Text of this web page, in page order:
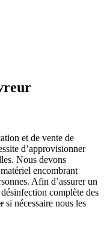
et de vente de
d’approvisionner
Nous devons
encombrant
Afin d’assurer un
complète des
si nécessaire nous les